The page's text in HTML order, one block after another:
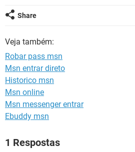
Share
Veja também:
Robar pass msn
Msn entrar direto
Historico msn
Msn online
Msn messenger entrar
Ebuddy msn
1 Respostas